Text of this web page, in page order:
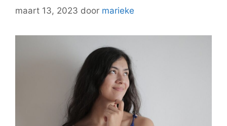
maart 13, 2023 door marieke